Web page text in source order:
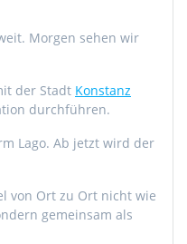
Morgen sehen wir
der Stadt Konstanz
durchführen.
Lago. Ab jetzt wird der
von Ort zu Ort nicht wie
gemeinsam als